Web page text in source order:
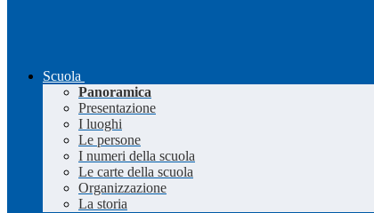
Scuola
Panoramica
Presentazione
I luoghi
Le persone
I numeri della scuola
Le carte della scuola
Organizzazione
La storia